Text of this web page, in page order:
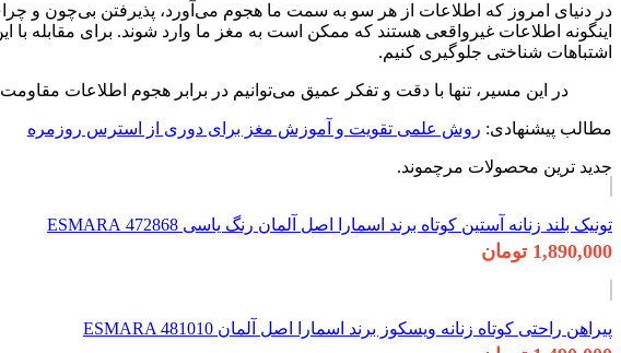
در دنیای امروز که اطلاعات از هر سو به سمت ما هجوم می‌آورد، پذیرفتن بی‌چون و
اینگونه اطلاعات غیرواقعی هستند که ممکن است به مغز ما وارد شوند. برای مقابله با
اشتباهات شناختی جلوگیری کنیم.
در این مسیر، تنها با دقت و تفکر عمیق می‌توانیم در برابر هجوم اطلاعات
مطالب پیشنهادی: روش علمی تقویت و آموزش مغز برای دوری از استرس روزمره
جدید ترین محصولات مرچموند.
تونیک بلند زنانه آستین کوتاه برند اسمارا اصل آلمان رنگ یاسی 472868 ESMARA
1,890,000 تومان
پیراهن راحتی کوتاه زنانه ویسکوز برند اسمارا اصل آلمان ESMARA 481010